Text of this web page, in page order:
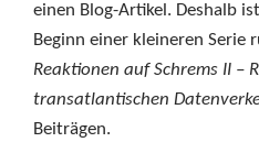
einen Blog-Artikel. Deshalb
Beginn einer kleineren Serie
Reaktionen auf Schrems II –
transatlantischen
Beiträgen.